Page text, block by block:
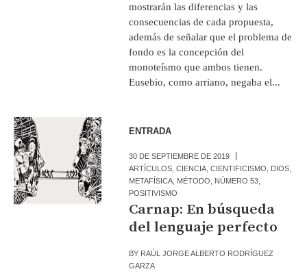
mostrarán las diferencias y las
consecuencias de cada propuesta,
además de señalar que el problema de
fondo es la concepción del
monoteísmo que ambos tienen.
Eusebio, como arriano, negaba el...
ENTRADA
30 DE SEPTIEMBRE DE 2019
ARTÍCULOS ,CIENCIA ,CIENTIFICISMO DIOS
METAFÍSICA MÉTODO NÚMERO 53
POSITIVISMO
Carnap: En búsqueda
del lenguaje perfecto
BY RAÚL JORGE ALBERTO RODRÍGUEZ
GARZA